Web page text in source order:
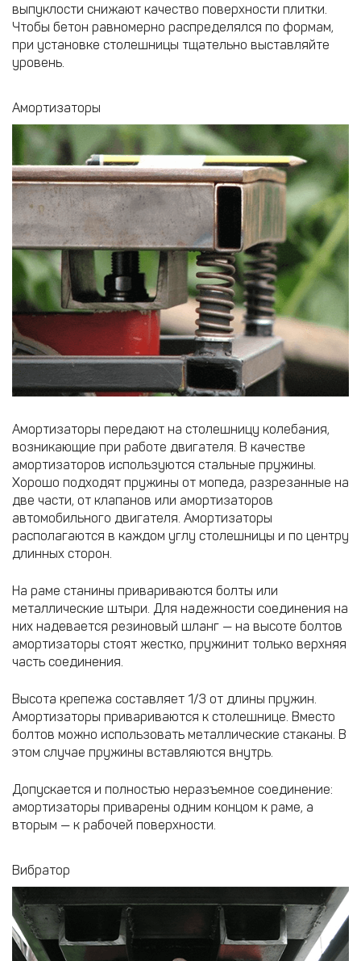
выпуклости снижают качество поверхности плитки.
Чтобы бетон равномерно распределялся по формам,
при установке столешницы тщательно выставляйте
уровень.
Амортизаторы
Амортизаторы передают на столешницу колебания,
возникающие при работе двигателя. В качестве
амортизаторов используются стальные пружины.
Хорошо подходят пружины от мопеда, разрезанные на
две части, от клапанов или амортизаторов
автомобильного двигателя. Амортизаторы
располагаются в каждом углу столешницы и по центру
длинных сторон.
На раме станины привариваются болты или
металлические штыри. Для надежности соединения на
них надевается резиновый шланг — на высоте болтов
амортизаторы стоят жестко, пружинит только верхняя
часть соединения.
Высота крепежа составляет 1/3 от длины пружин.
Амортизаторы привариваются к столешнице. Вместо
болтов можно использовать металлические стаканы. В
этом случае пружины вставляются внутрь.
Допускается и полностью неразъемное соединение:
амортизаторы приварены одним концом к раме, а
вторым — к рабочей поверхности.
Вибратор